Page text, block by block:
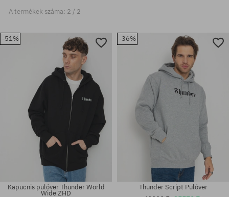
A termékek száma: 2 / 2
-51%
Kapucnis pulóver Thunder World
Wide ZHD
-36%
Thunder Script Pulóver